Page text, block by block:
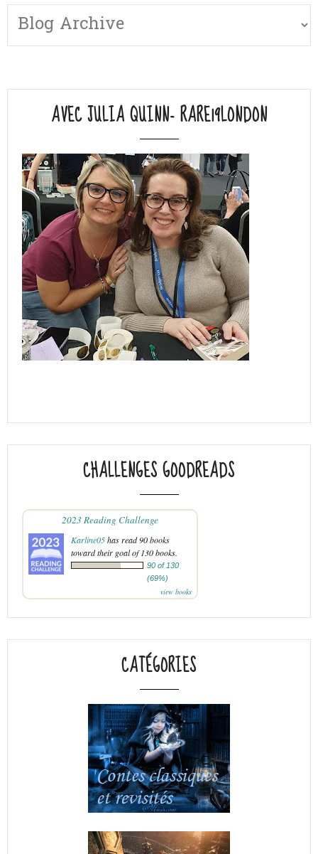
AVEC JULIA QUINN- RARE19LONDON
CHALLENGES GOODREADS
2023 Reading Challenge
Karline05has read 90 books
toward their goal of 130 books.
90 of 130
(69%)
view books
CATÉGORIES